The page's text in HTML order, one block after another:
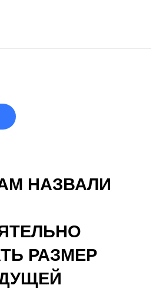
НАЗВАЛИ
РАЗМЕР